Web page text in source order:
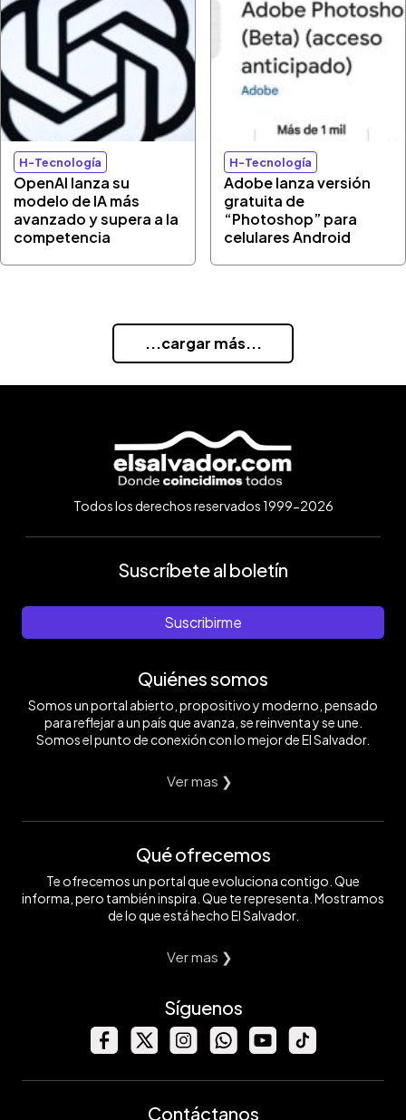
H-Tecnología
OpenAI lanza su
modelo de IA más
avanzado y supera a la
competencia
H-Tecnología
Adobe lanza versión
gratuita de
“Photoshop” para
celulares Android
...cargar más...
Todos los derechos reservados 1999-2026
Suscríbete al boletín
Suscribirme
Quiénes somos
Somos un portal abierto, propositivo y moderno, pensado
para reflejar a un país que avanza, se reinventa y se une.
Somos el punto de conexión con lo mejor de El Salvador.
Ver mas ❯
Qué ofrecemos
Te ofrecemos un portal que evoluciona contigo. Que
informa, pero también inspira. Que te representa. Mostramos
de lo que está hecho El Salvador.
Ver mas ❯
Síguenos
Contáctanos